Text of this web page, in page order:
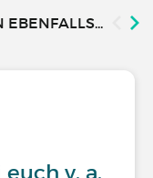
v. a.